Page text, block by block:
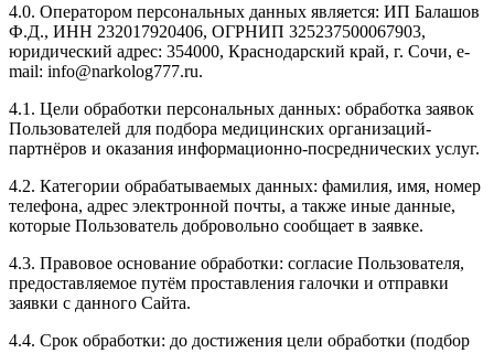
4.0. Оператором персональных данных является: ИП Балашов
Ф.Д., ИНН 232017920406, ОГРНИП 325237500067903,
юридический адрес: 354000, Краснодарский край, г. Сочи, e-
mail: info@narkolog777.ru.
4.1. Цели обработки персональных данных: обработка заявок
Пользователей для подбора медицинских организаций-
партнёров и оказания информационно-посреднических услуг.
4.2. Категории обрабатываемых данных: фамилия, имя, номер
телефона, адрес электронной почты, а также иные данные,
которые Пользователь добровольно сообщает в заявке.
4.3. Правовое основание обработки: согласие Пользователя,
предоставляемое путём проставления галочки и отправки
заявки с данного Сайта.
4.4. Срок обработки: до достижения цели обработки (подбор